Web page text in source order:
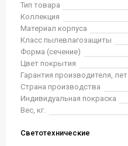
Тип товара
Коллекция
Материал корпуса
Класс пылевлагозащиты
Форма (сечение)
Цвет покрытия
Гарантия производителя, лет
Страна производства
Индивидуальная покраска
Вес, кг.
Светотехнические